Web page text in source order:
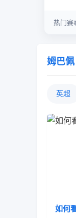
姆巴
英超
如何